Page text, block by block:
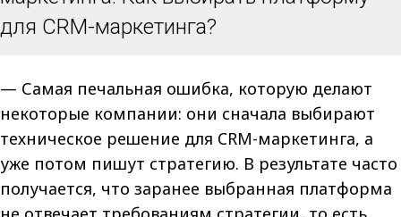
для CRM-маркетинга?
— Самая печальная ошибка, которую делают
некоторые компании: они сначала выбирают
техническое решение для CRM-маркетинга, а
уже потом пишут стратегию. В результате часто
получается, что заранее выбранная платформа